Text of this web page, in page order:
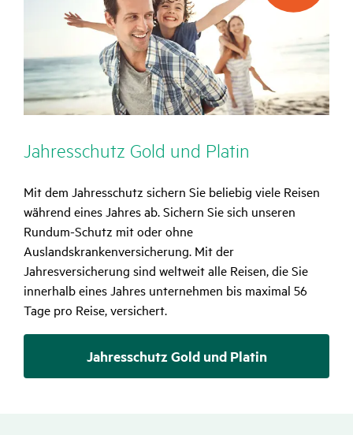
Jahres­schutz Gold und Platin
Mit dem Jahresschutz sichern Sie beliebig viele Reisen
während eines Jahres ab. Sichern Sie sich unseren
Rundum-Schutz mit oder ohne
Auslandskrankenversicherung. Mit der
Jahresversicherung sind weltweit alle Reisen, die Sie
innerhalb eines Jahres unternehmen bis maximal 56
Tage pro Reise, versichert.
Jahresschutz Gold und Platin
pro
Reise